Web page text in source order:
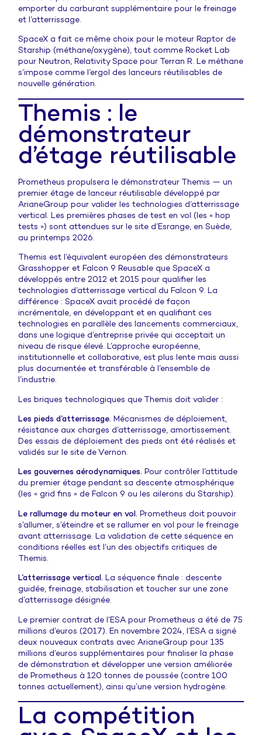
emporter du carburant supplémentaire pour le freinage
et l’atterrissage.
SpaceX a fait ce même choix pour le moteur Raptor de
Starship (méthane/oxygène), tout comme Rocket Lab
pour Neutron, Relativity Space pour Terran R. Le méthane
s’impose comme l’ergol des lanceurs réutilisables de
nouvelle génération.
Themis : le
démonstrateur
d’étage réutilisable
Prometheus propulsera le démonstrateur Themis — un
premier étage de lanceur réutilisable développé par
ArianeGroup pour valider les technologies d’atterrissage
vertical. Les premières phases de test en vol (les « hop
tests ») sont attendues sur le site d’Esrange, en Suède,
au printemps 2026.
Themis est l’équivalent européen des démonstrateurs
Grasshopper et Falcon 9 Reusable que SpaceX a
développés entre 2012 et 2015 pour qualifier les
technologies d’atterrissage vertical du Falcon 9. La
différence : SpaceX avait procédé de façon
incrémentale, en développant et en qualifiant ces
technologies en parallèle des lancements commerciaux,
dans une logique d’entreprise privée qui acceptait un
niveau de risque élevé. L’approche européenne,
institutionnelle et collaborative, est plus lente mais aussi
plus documentée et transférable à l’ensemble de
l’industrie.
Les briques technologiques que Themis doit valider :
Les pieds d’atterrissage. Mécanismes de déploiement,
résistance aux charges d’atterrissage, amortissement.
Des essais de déploiement des pieds ont été réalisés et
validés sur le site de Vernon.
Les gouvernes aérodynamiques. Pour contrôler l’attitude
du premier étage pendant sa descente atmosphérique
(les « grid fins » de Falcon 9 ou les ailerons du Starship).
Le rallumage du moteur en vol. Prometheus doit pouvoir
s’allumer, s’éteindre et se rallumer en vol pour le freinage
avant atterrissage. La validation de cette séquence en
conditions réelles est l’un des objectifs critiques de
Themis.
L’atterrissage vertical. La séquence finale : descente
guidée, freinage, stabilisation et toucher sur une zone
d’atterrissage désignée.
Le premier contrat de l’ESA pour Prometheus a été de 75
millions d’euros (2017). En novembre 2024, l’ESA a signé
deux nouveaux contrats avec ArianeGroup pour 135
millions d’euros supplémentaires pour finaliser la phase
de démonstration et développer une version améliorée
de Prometheus à 120 tonnes de poussée (contre 100
tonnes actuellement), ainsi qu’une version hydrogène.
La compétition